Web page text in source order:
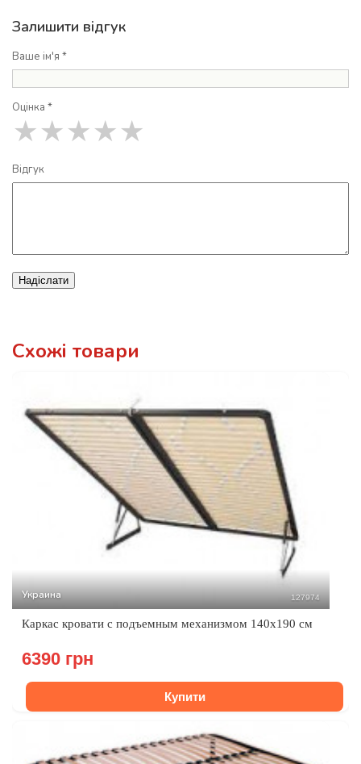
Залишити відгук
Ваше ім'я *
Оцінка *
★
★
★
★
★
Відгук
Надіслати
Схожі товари
Украина 127974
Каркас кровати с подъемным механизмом 140х190 см
6390 грн
Купити